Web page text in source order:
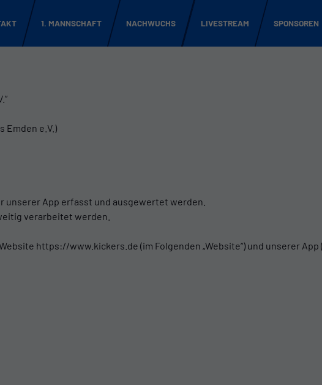
1. MANNSCHAFT NACHWUCHS LIVESTREAM SPONSOREN
Emden e.V.)
unserer App erfasst und ausgewertet werden.
verarbeitet werden.
https://www.kickers.de (im Folgenden „Website“) und unserer App